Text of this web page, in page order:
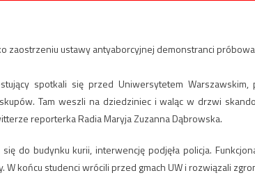
zaostrzeniu ustawy antyaborcyjnej demonstranci
spotkali się przed Uniwersytetem
Tam weszli na dziedziniec i waląc w drzwi
reporterka Radia Maryja Zuzanna Dąbrowska.
do budynku kurii, interwencję podjęła policja.
W końcu studenci wrócili przed gmach UW i rozwiązali